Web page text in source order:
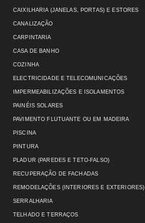
CAIXILHARIA (JANELAS, PORTAS) E ESTORES
CANALIZAÇÃO
CARPINTARIA
CASA DE BANHO
COZINHA
ELECTRICIDADE E TELECOMUNICAÇÕES
IMPERMEABILIZAÇÕES E ISOLAMENTOS
PAINÉIS SOLARES
PAVIMENTO FLUTUANTE OU EM MADEIRA
PISCINA
PINTURA
PLADUR (PAREDES E TETO-FALSO)
RECUPERAÇÃO DE FACHADAS
REMODELAÇÕES (INTERIORES E EXTERIORES)
SERRALHARIA
TELHADO E TERRAÇOS